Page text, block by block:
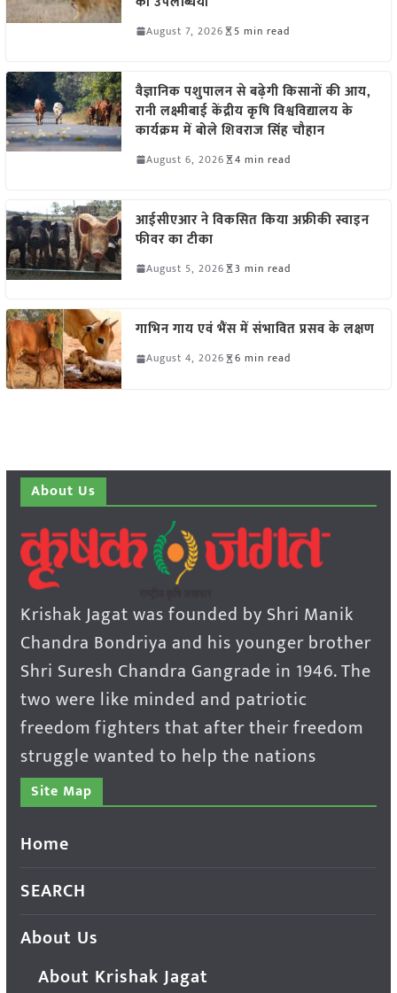
August 7, 2026 5 min read
वैज्ञानिक पशुपालन से बढ़ेगी किसानों की आय,
रानी लक्ष्मीबाई केंद्रीय कृषि विश्वविद्यालय के
कार्यक्रम में बोले शिवराज सिंह चौहान
August 6, 2026 4 min read
आईसीएआर ने विकसित किया अफ्रीकी स्वाइन
फीवर का टीका
August 5, 2026 3 min read
गाभिन गाय एवं भैंस में संभावित प्रसव के लक्षण
August 4, 2026 6 min read
About Us
Krishak Jagat was founded by Shri Manik
Chandra Bondriya and his younger brother
Shri Suresh Chandra Gangrade in 1946. The
two were like minded and patriotic
freedom fighters that after their freedom
struggle wanted to help the nations
Site Map
Home
SEARCH
About Us
About Krishak Jagat